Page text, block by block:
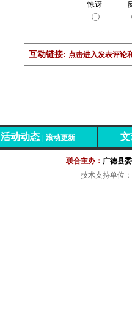
惊讶
互动链接: 点击进入发表评论
活动动态 | 滚动更新 文
联合主办： 广德县
技术支持单位